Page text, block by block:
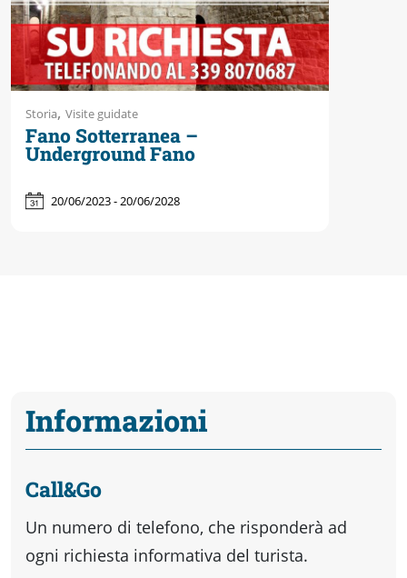
Storia, Visite guidate
Fano Sotterranea –
Underground Fano
20/06/2023 - 20/06/2028
Informazioni
Call&Go
Un numero di telefono, che risponderà ad
ogni richiesta informativa del turista.